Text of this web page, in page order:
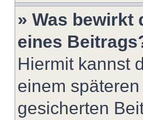
» Was bewirkt
eines
Hiermit kannst
einem
gesicherten